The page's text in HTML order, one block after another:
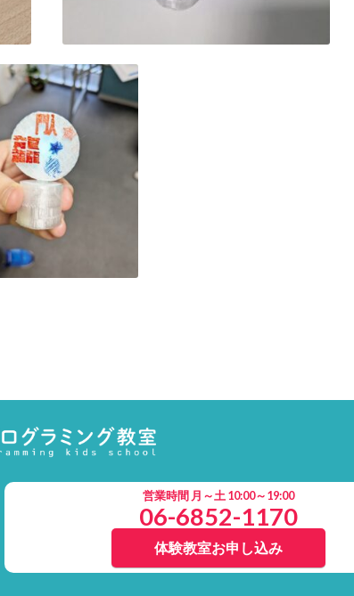
営業時間 月～土 10:00～19:00
06-6852-1170
体験教室お申し込み